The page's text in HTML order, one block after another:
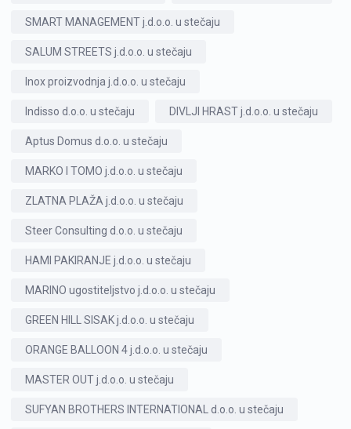
SMART MANAGEMENT j.d.o.o. u stečaju
SALUM STREETS j.d.o.o. u stečaju
Inox proizvodnja j.d.o.o. u stečaju
Indisso d.o.o. u stečaju DIVLJI HRAST j.d.o.o. u stečaju
Aptus Domus d.o.o. u stečaju
MARKO I TOMO j.d.o.o. u stečaju
ZLATNA PLAŽA j.d.o.o. u stečaju
Steer Consulting d.o.o. u stečaju
HAMI PAKIRANJE j.d.o.o. u stečaju
MARINO ugostiteljstvo j.d.o.o. u stečaju
GREEN HILL SISAK j.d.o.o. u stečaju
ORANGE BALLOON 4 j.d.o.o. u stečaju
MASTER OUT j.d.o.o. u stečaju
SUFYAN BROTHERS INTERNATIONAL d.o.o. u stečaju